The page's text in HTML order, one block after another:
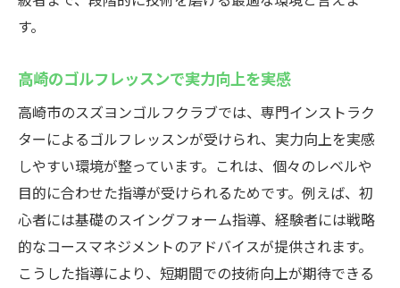
す。
高崎のゴルフレッスンで実力向上を実感
高崎市のスズヨンゴルフクラブでは、専門インストラク
ターによるゴルフレッスンが受けられ、実力向上を実感
しやすい環境が整っています。これは、個々のレベルや
目的に合わせた指導が受けられるためです。例えば、初
心者には基礎のスイングフォーム指導、経験者には戦略
的なコースマネジメントのアドバイスが提供されます。
こうした指導により、短期間での技術向上が期待できる